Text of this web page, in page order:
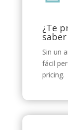
¿Te
Sin un
fácil
pricing.